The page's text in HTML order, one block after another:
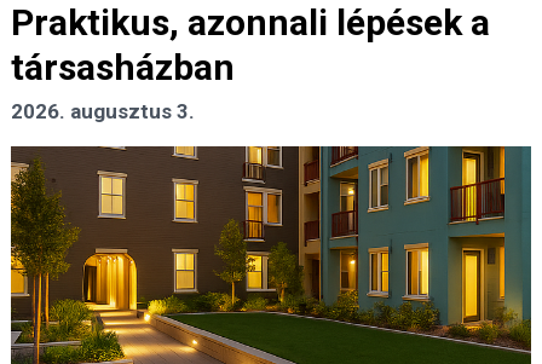
Praktikus, azonnali lépések a
társasházban
2026. augusztus 3.